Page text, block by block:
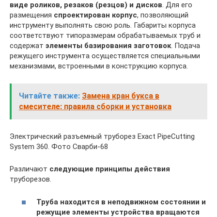
виде роликов, резаков (резцов) и дисков. Для его
размещения спроектирован корпус, позволяющий
инструменту выполнять свою роль. Габариты корпуса
соответствуют типоразмерам обрабатываемых труб и
содержат элементы базирования заготовок. Подача
режущего инструмента осуществляется специальными
механизмами, встроенными в конструкцию корпуса.
Читайте также: Замена кран букса в
смесителе: правила сборки и установка
Электрический разъемный труборез Exact PipeCutting
System 360. Фото Сварби-68
Различают следующие принципы действия
труборезов.
Труба находится в неподвижном состоянии и
режущие элементы устройства вращаются